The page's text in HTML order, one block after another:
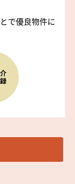
で優良物件に